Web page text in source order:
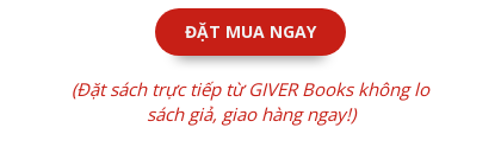
ĐẶT MUA NGAY
(Đặt sách trực tiếp từ GIVER Books không lo
sách giả, giao hàng ngay!)